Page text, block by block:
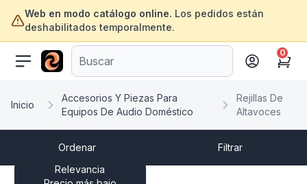
Web en modo catálogo online. Los pedidos están
deshabilitados temporalmente.
ofertasinformatica.com
Cart
0
Inicio
Accesorios Y Piezas Para
Equipos De Audio Doméstico
Rejillas De
Altavoces
Ordenar
Relevancia
Filtrar